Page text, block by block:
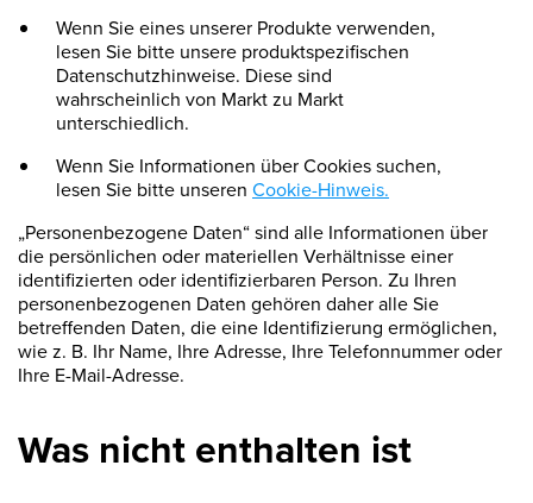
Wenn Sie eines unserer Produkte verwenden,
lesen Sie bitte unsere produktspezifischen
Datenschutzhinweise. Diese sind
wahrscheinlich von Markt zu Markt
unterschiedlich.
Wenn Sie Informationen über Cookies suchen,
lesen Sie bitte unseren Cookie-Hinweis.
„Personenbezogene Daten“ sind alle Informationen über
die persönlichen oder materiellen Verhältnisse einer
identifizierten oder identifizierbaren Person. Zu Ihren
personenbezogenen Daten gehören daher alle Sie
betreffenden Daten, die eine Identifizierung ermöglichen,
wie z. B. Ihr Name, Ihre Adresse, Ihre Telefonnummer oder
Ihre E-Mail-Adresse.
Was nicht enthalten ist